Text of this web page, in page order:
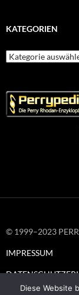
KATEGORIEN
Kategorien
© 1999–2023
IMPRESSUM
Diese Website